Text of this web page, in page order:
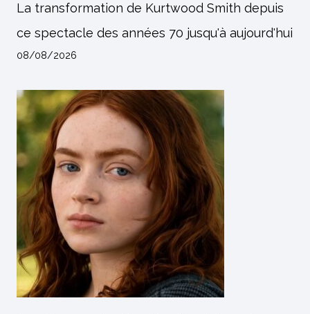
La transformation de Kurtwood Smith depuis
ce spectacle des années 70 jusqu'à aujourd'hui
08/08/2026